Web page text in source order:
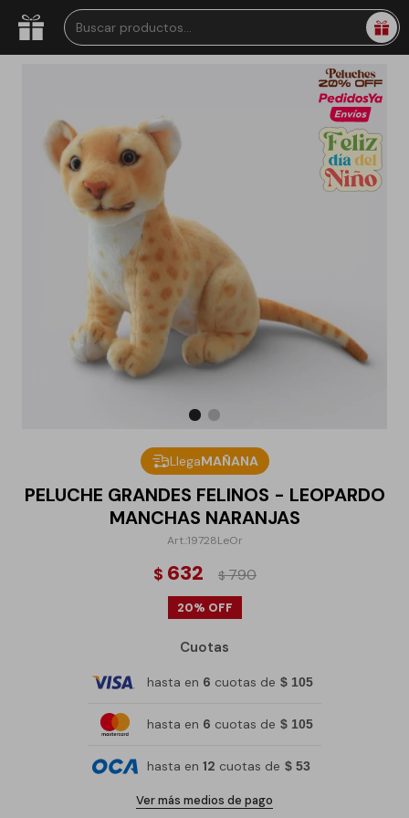
LlegaMAÑANA
PELUCHE GRANDES FELINOS - LEOPARDO
MANCHAS NARANJAS
19728LeOr
$ 632 $790
20
Cuotas
hasta en 6 cuotas de $ 105
hasta en 6 cuotas de $ 105
hasta en 12 cuotas de $ 53
Ver más medios de pago